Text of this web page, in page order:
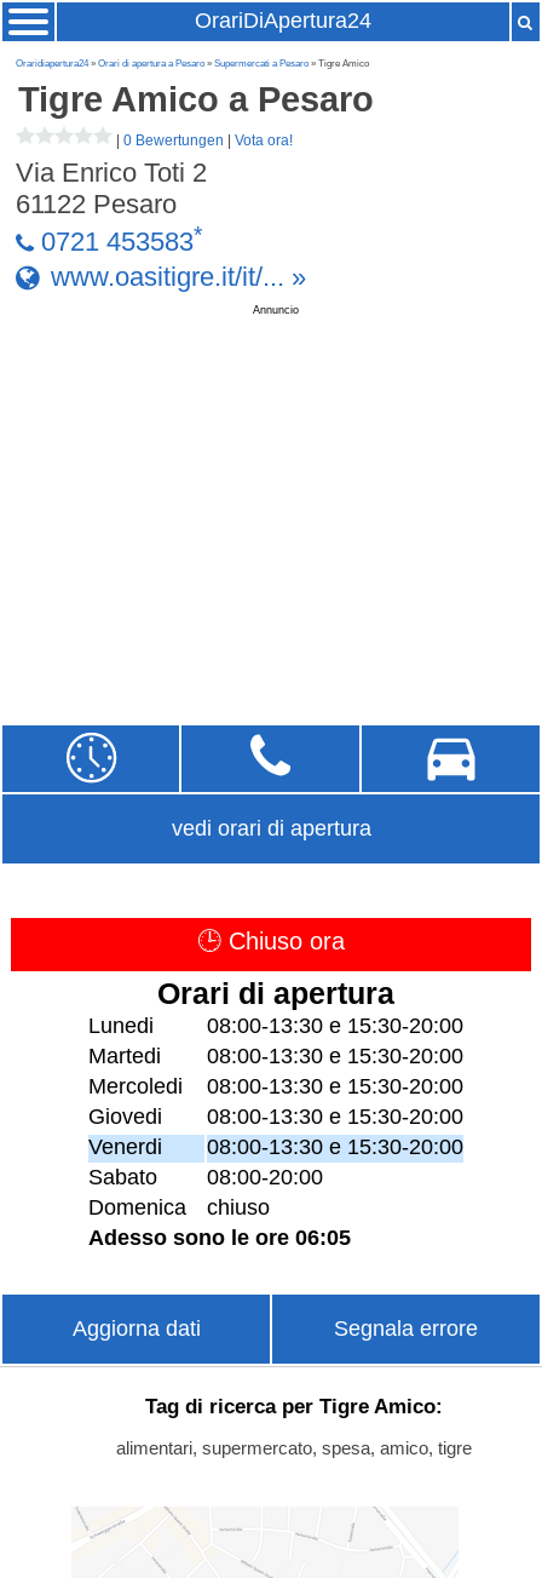
OrariDiApertura24
Oraridiapertura24»Orari di apertura a Pesaro »Supermercati a Pesaro » Tigre Amico
Tigre Amico a Pesaro
|0 Bewertungen |Vota ora!
Via Enrico Toti 2
61122 Pesaro
0721 453583*
www.oasitigre.it/it/... »
Annuncio
vedi orari di apertura
🕒 Chiuso ora
Orari di apertura
Lunedi
08:00-13:30 e 15:30-20:00
Martedi
08:00-13:30 e 15:30-20:00
Mercoledi
08:00-13:30 e 15:30-20:00
Giovedi
08:00-13:30 e 15:30-20:00
Venerdi
08:00-13:30 e 15:30-20:00
Sabato
08:00-20:00
Domenica
chiuso
Adesso sono le ore 06:05
Aggiorna dati Segnala errore
Tag di ricerca per Tigre Amico:
alimentari, supermercato, spesa, amico, tigre